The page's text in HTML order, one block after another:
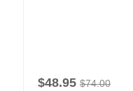
$48.95 $74.00